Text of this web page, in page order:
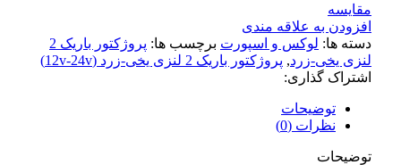
مقايسه
افزودن به علاقه مندی
دسته ها: لوکس و اسپورت برچسب ها:
پروژکتور باریک 2
لنزی یخی-زرد, پروژکتور باریک 2 لنزی یخی-زرد (12v-24v)
اشتراک گذاری:
توضیحات
نظرات (0)
توضیحات